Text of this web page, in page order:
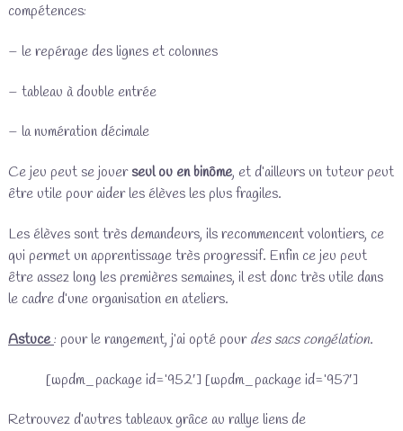
compétences:
– le repérage des lignes et colonnes
– tableau à double entrée
– la numération décimale
Ce jeu peut se jouerseul ou en binôme, et d’ailleurs un tuteur peut
être utile pour aider les élèves les plus fragiles.
Les élèves sont très demandeurs, ils recommencent volontiers, ce
qui permet un apprentissage très progressif. Enfin ce jeu peut
être assez long les premières semaines, il est donc très utile dans
le cadre d’une organisation en ateliers.
Astuce: pour le rangement, j’ai opté pourdes sacs congélation.
[wpdm_package id=’952′] [wpdm_package id=’957′]
Retrouvez d’autres tableaux grâce au rallye liens de